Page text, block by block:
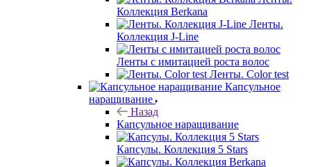
Коллекция Berkana
Ленты.
Коллекция J-Line
Ленты с имитацией роста волос
Ленты. Color test
Капсульное
наращивание
Назад
Капсульное наращивание
Капсулы. Коллекция 5 Stars